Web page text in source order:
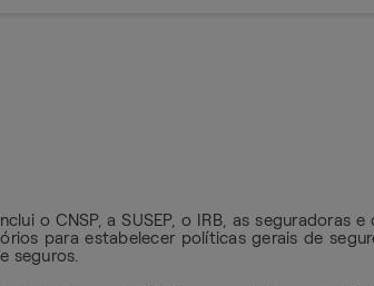
o CNSP, a SUSEP, o IRB, as seguradoras
para estabelecer políticas gerais de
seguros.